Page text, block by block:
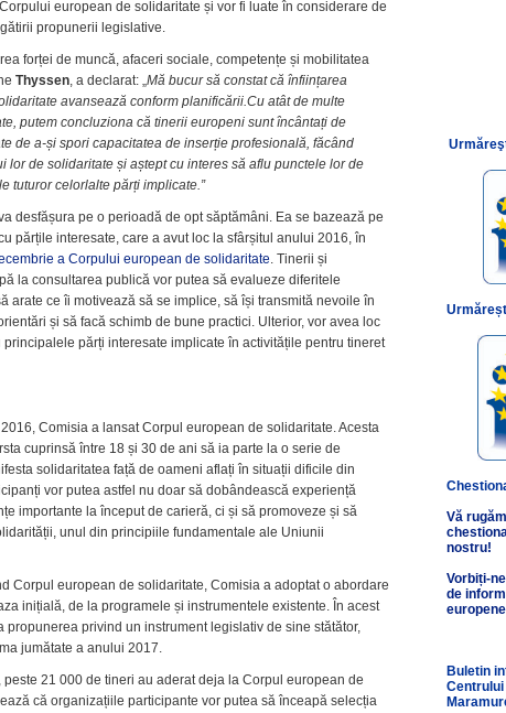
european de solidaritate și vor fi luate în considerare de
propunerii legislative.
forței de muncă, afaceri sociale, competențe și mobilitatea
Thyssen, a declarat: „Mă bucur să constat că înființarea
avansează conform planificării.Cu atât de multe
putem concluziona că tinerii europeni sunt încântați de
de a-și spori capacitatea de inserție profesională, făcând
lor de solidaritate și aștept cu interes să aflu punctele lor de
tuturor celorlalte părți implicate.”
desfășura pe o perioadă de opt săptămâni. Ea se bazează pe
părțile interesate, care a avut loc la sfârșitul anului 2016, în
a Corpului european de solidaritate. Tinerii și
la consultarea publică vor putea să evalueze diferitele
arate ce îi motivează să se implice, să își transmită nevoile în
și să facă schimb de bune practici. Ulterior, vor avea loc
părți interesate implicate în activitățile pentru tineret
Comisia a lansat Corpul european de solidaritate. Acesta
cuprinsă între 18 și 30 de ani să ia parte la o serie de
solidaritatea față de oameni aflați în situații dificile din
vor putea astfel nu doar să dobândească experiență
importante la început de carieră, ci și să promoveze și să
unul din principiile fundamentale ale Uniunii
Corpul european de solidaritate, Comisia a adoptat o abordare
inițială, de la programele și instrumentele existente. În acest
propunerea privind un instrument legislativ de sine stătător,
jumătate a anului 2017.
peste 21 000 de tineri au aderat deja la Corpul european de
că organizațiile participante vor putea să înceapă selecția
Vă
nostru!
Vorbiți-
de
Buletin